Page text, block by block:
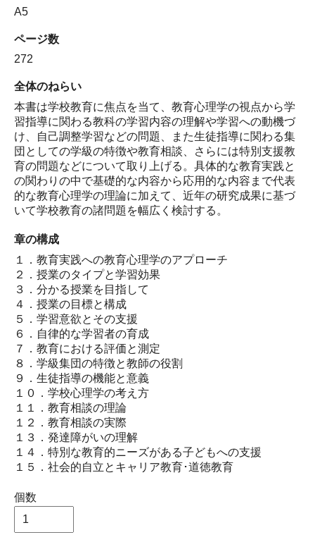
A5
ページ数
272
全体のねらい
本書は学校教育に焦点を当て、教育心理学の視点から学
習指導に関わる教科の学習内容の理解や学習への動機づ
け、自己調整学習などの問題、また生徒指導に関わる集
団としての学級の特徴や教育相談、さらには特別支援教
育の問題などについて取り上げる。具体的な教育実践と
の関わりの中で基礎的な内容から応用的な内容まで代表
的な教育心理学の理論に加えて、近年の研究成果に基づ
いて学校教育の諸問題を幅広く検討する。
章の構成
１．教育実践への教育心理学のアプローチ
２．授業のタイプと学習効果
３．分かる授業を目指して
４．授業の目標と構成
５．学習意欲とその支援
６．自律的な学習者の育成
７．教育における評価と測定
８．学級集団の特徴と教師の役割
９．生徒指導の機能と意義
１０．学校心理学の考え方
１１．教育相談の理論
１２．教育相談の実際
１３．発達障がいの理解
１４．特別な教育的ニーズがある子どもへの支援
１５．社会的自立とキャリア教育･道徳教育
個数